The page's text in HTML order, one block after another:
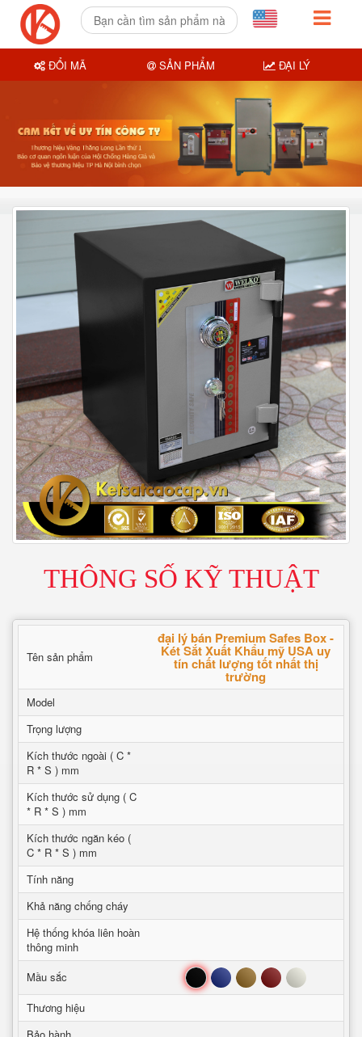
THÔNG SỐ KỸ THUẬT
Tên sản phẩm
đại lý bán Premium Safes Box -
Két Sắt Xuất Khẩu mỹ USA uy
tín chất lượng tốt nhất thị
trường
Model
Trọng lượng
Kích thước ngoài ( C *
R * S ) mm
Kích thước sử dụng ( C
* R * S ) mm
Kích thước ngăn kéo (
C * R * S ) mm
Tính năng
Khả năng chống cháy
Hệ thống khóa liên hoàn
thông minh
Mầu sắc
Đen Xanh Nâu Đỏ Trắng
Thương hiệu
ĐỔI MÃ SẢN PHẨM ĐẠI LÝ